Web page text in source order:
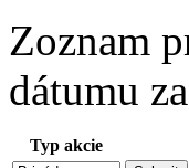
Zoznam
dátumu
Typ akcie